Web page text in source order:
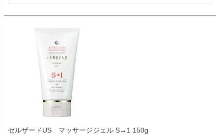
セルザードUS マッサージジェル S→1 150g